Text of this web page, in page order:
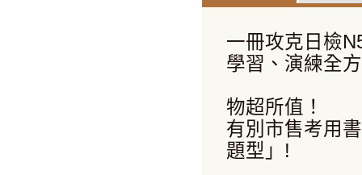
一冊攻克日檢
學習、演練全
物超所值！
有別市售考用
題型」!